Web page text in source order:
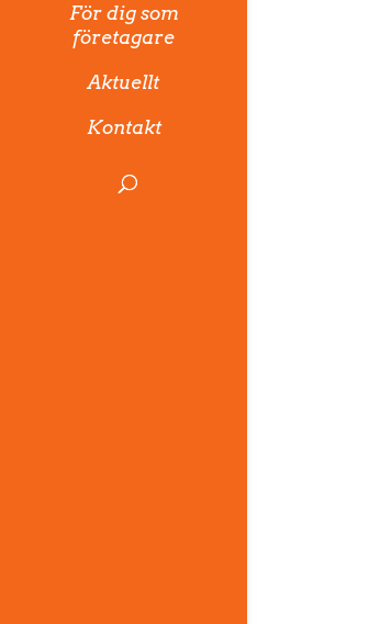
För dig som
företagare
Aktuellt
Kontakt